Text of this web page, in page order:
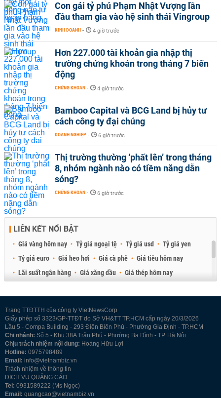
Con gái tỷ phú Phạm Nhật Vượng lần
đầu tham gia vào hệ sinh thái Vingroup
KINH DOANH - 4 giờ trước
Hơn 227.000 tài khoản gia nhập thị
trường chứng khoán trong tháng 7 biến
động
CHỨNG KHOÁN - 4 giờ trước
Bamboo Capital và BCG Land bị hủy tư
cách công ty đại chúng
DOANH NGHIỆP - 6 giờ trước
Thị trường thường ‘phất lên’ trong tháng
8, nhóm ngành nào có tiềm năng dẫn
sóng?
CHỨNG KHOÁN - 6 giờ trước
LIÊN KẾT NỔI BẬT
Giá vàng hôm nay Tỷ giá ngoại tệ Tỷ giá usd
Tỷ giá yen
Tỷ giá euro
Giá heo hơi Giá cà phê
Giá tiêu hôm nay
Lãi suất ngân hàng
Giá xăng dầu
Giá thép hôm nay
Trang TTĐTTH của công ty VietNewsCorp
Giấy phép số 3323/GP-TTĐT do Sở VH&TT TP.HCM cấp ngày 20/3/2026
Lầu 5 - Compa Building - 293 Điện Biên Phủ - Phường Gia Định - TP.HCM
Chi nhánh: Số 5 - Khu 38A Trần Phú - Phường Ba Đình - TP. Hà Nội
Chịu trách nhiệm nội dung: Hoàng Hữu Lợi
Hotline: 0975798489
Email: info@vietnambiz.vn
Trách nhiệm về thông tin
DỊCH VỤ QUẢNG CÁO
Tel: 0931589222 (Ms Ngọc)
Email: quangcao@vietnambiz.vn